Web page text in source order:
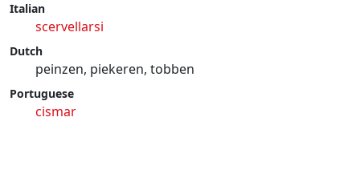
Italian
scervellarsi
Dutch
peinzen, piekeren, tobben
Portuguese
cismar